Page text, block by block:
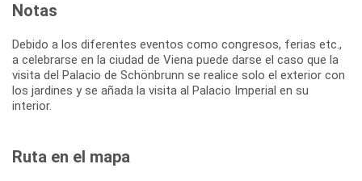
Notas
Debido a los diferentes eventos como congresos, ferias etc.,
a celebrarse en la ciudad de Viena puede darse el caso que la
visita del Palacio de Schönbrunn se realice solo el exterior con
los jardines y se añada la visita al Palacio Imperial en su
interior.
Ruta en el mapa